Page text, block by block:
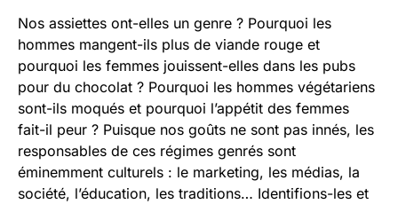
Nos assiettes ont-elles un genre ? Pourquoi les
hommes mangent-ils plus de viande rouge et
pourquoi les femmes jouissent-elles dans les pubs
pour du chocolat ? Pourquoi les hommes végétariens
sont-ils moqués et pourquoi l’appétit des femmes
fait-il peur ? Puisque nos goûts ne sont pas innés, les
responsables de ces régimes genrés sont
éminemment culturels : le marketing, les médias, la
société, l’éducation, les traditions… Identifions-les et